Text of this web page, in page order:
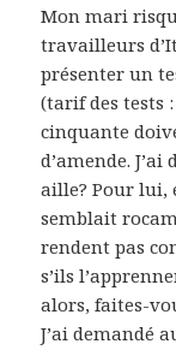
Mon mari
travailleurs
présenter un
(tarif des tests
cinquante
d’amende.
aille? Pour lui,
semblait
rendent pas
s’ils
alors, faites-
J’ai demandé